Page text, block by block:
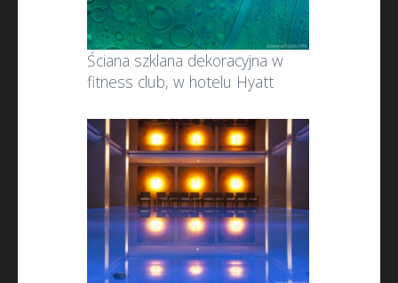
Ściana szklana dekoracyjna w
fitness club, w hotelu Hyatt